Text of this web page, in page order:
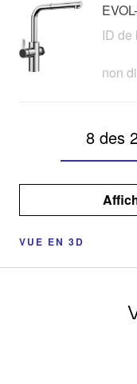
ID de
non
8 des
VUE EN 3D